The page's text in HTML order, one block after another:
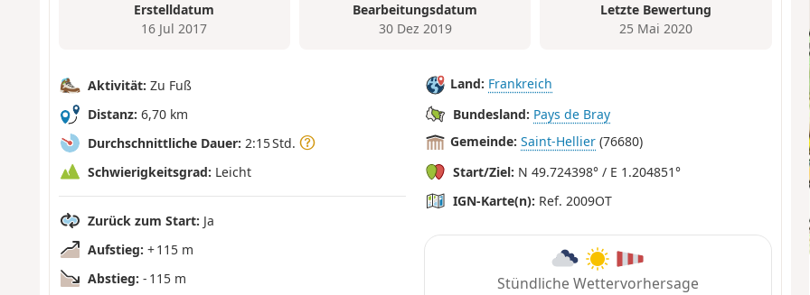
Erstelldatum
16 Jul 2017
Bearbeitungsdatum
30 Dez 2019
Letzte Bewertung
25 Mai 2020
Aktivität: Zu Fuß
Distanz: 6,70 km
Durchschnittliche Dauer: 2:15 Std.
Schwierigkeitsgrad: Leicht
Zurück zum Start: Ja
Aufstieg: + 115 m
Abstieg: - 115 m
Land: Frankreich
Bundesland: Pays de Bray
Gemeinde: Saint-Hellier (76680)
Start/Ziel: N 49.724398° / E 1.204851°
IGN-Karte(n): Ref. 2009OT
Stündliche Wettervorhersage